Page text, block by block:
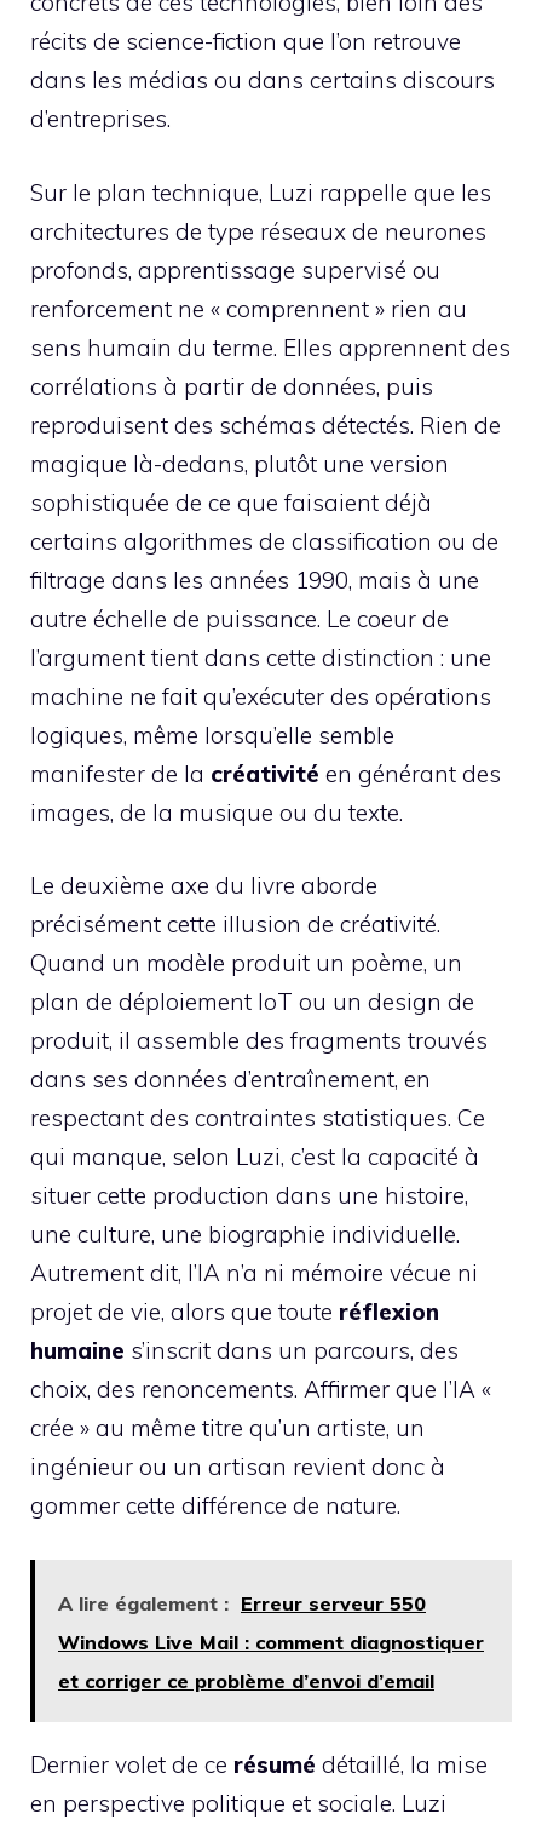
récits de science-fiction que l’on retrouve
dans les médias ou dans certains discours
d’entreprises.
Sur le plan technique, Luzi rappelle que les
architectures de type réseaux de neurones
profonds, apprentissage supervisé ou
renforcement ne « comprennent » rien au
sens humain du terme. Elles apprennent des
corrélations à partir de données, puis
reproduisent des schémas détectés. Rien de
magique là-dedans, plutôt une version
sophistiquée de ce que faisaient déjà
certains algorithmes de classification ou de
filtrage dans les années 1990, mais à une
autre échelle de puissance. Le coeur de
l’argument tient dans cette distinction : une
machine ne fait qu’exécuter des opérations
logiques, même lorsqu’elle semble
manifester de la créativité en générant des
images, de la musique ou du texte.
Le deuxième axe du livre aborde
précisément cette illusion de créativité.
Quand un modèle produit un poème, un
plan de déploiement IoT ou un design de
produit, il assemble des fragments trouvés
dans ses données d’entraînement, en
respectant des contraintes statistiques. Ce
qui manque, selon Luzi, c’est la capacité à
situer cette production dans une histoire,
une culture, une biographie individuelle.
Autrement dit, l’IA n’a ni mémoire vécue ni
projet de vie, alors que toute réflexion
humaine s’inscrit dans un parcours, des
choix, des renoncements. Affirmer que l’IA «
crée » au même titre qu’un artiste, un
ingénieur ou un artisan revient donc à
gommer cette différence de nature.
A lire également : Erreur serveur 550
Windows Live Mail : comment diagnostiquer
et corriger ce problème d’envoi d’email
Dernier volet de ce résumé détaillé, la mise
en perspective politique et sociale. Luzi